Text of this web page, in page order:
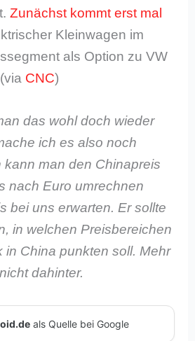
Zunächst kommt erst mal
Kleinwagen im
als Option zu VW
CNC)
das wohl doch wieder
ich es also noch
kann man den Chinapreis
nach Euro umrechnen
bei uns erwarten. Er sollte
in welchen Preisbereichen
in China punkten soll. Mehr
dahinter.
als Quelle bei Google